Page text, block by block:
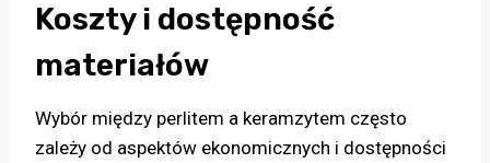
Koszty i dostępność
materiałów
Wybór między perlitem a keramzytem często
zależy od aspektów ekonomicznych i dostępności